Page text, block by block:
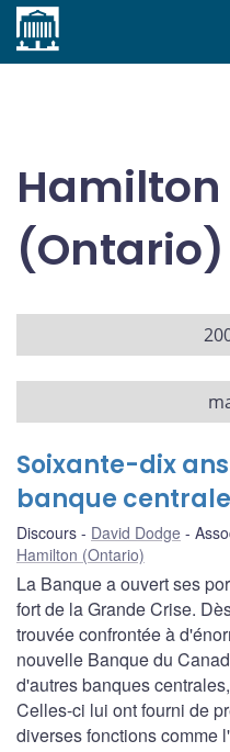
Accueil
Hamilton
(Ontario)
Soixante-dix
banque
Discours David Dodge
Hamilton (Ontario)
La Banque a ouvert ses
fort de la Grande Crise.
trouvée confrontée à
nouvelle Banque du
d'autres banques
Celles-ci lui ont fourni de
diverses fonctions comme